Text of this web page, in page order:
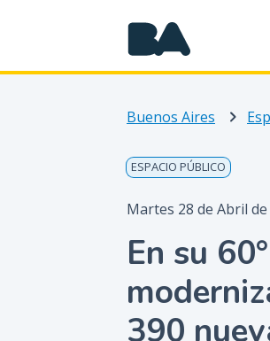
Buenos Aires
ESPACIO PÚBLICO
Martes 28 de Abril de
En su
390